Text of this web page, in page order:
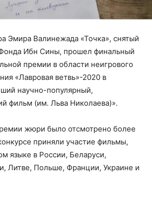
Эмира Валинежада «Точка», снятый
Ибн Сины, прошел финальный
премии в области неигрового
«Лавровая ветвь»-2020 в
научно-популярный,
фильм (им. Льва Николаева)».
жюри было отсмотрено более
приняли участие фильмы,
языке в России, Беларуси,
Литве, Польше, Франции, Украине и